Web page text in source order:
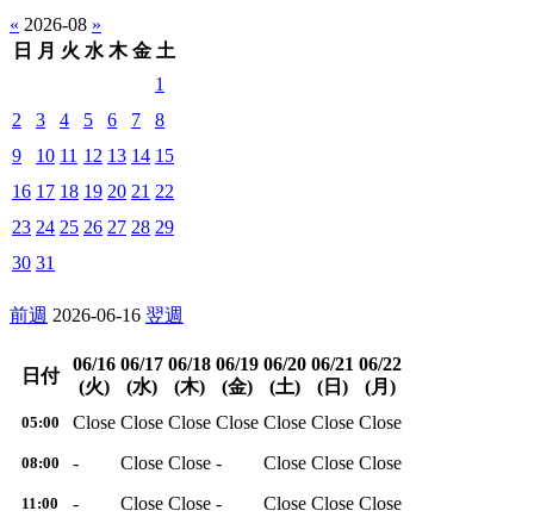
« 2026-08 »
日
月 火 水 木 金 土
1
2
3 4 5 6 7
8
9
10 11 12 13 14 15
16 17 18 19 20 21 22
23 24 25 26 27 28 29
30 31
前週 2026-06-16 翌週
日付
06/16
(火)
06/17
(水)
06/18
(木)
06/19
(金)
06/20
(土)
06/21
(日)
06/22
(月)
05:00 Close Close Close Close Close Close Close
08:00 - Close Close - Close Close Close
11:00 - Close Close - Close Close Close